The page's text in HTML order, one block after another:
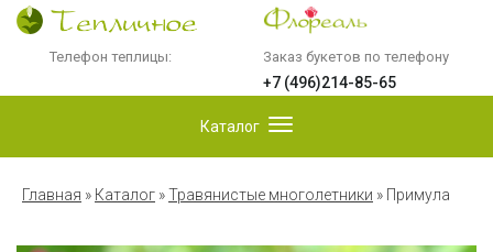
Телефон теплицы: Заказ букетов по телефону
+7 (496)214-85-65
Каталог
Главная » Каталог »Травянистые многолетники » Примула